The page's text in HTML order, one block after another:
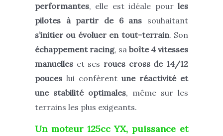
performantes, elle est idéale pour les
pilotes à partir de 6 ans souhaitant
s’initier ou évoluer en tout-terrain. Son
échappement racing, sa boîte 4 vitesses
manuelles et ses roues cross de 14/12
pouces lui confèrent une réactivité et
une stabilité optimales, même sur les
terrains les plus exigeants.
Un moteur 125cc YX, puissance et